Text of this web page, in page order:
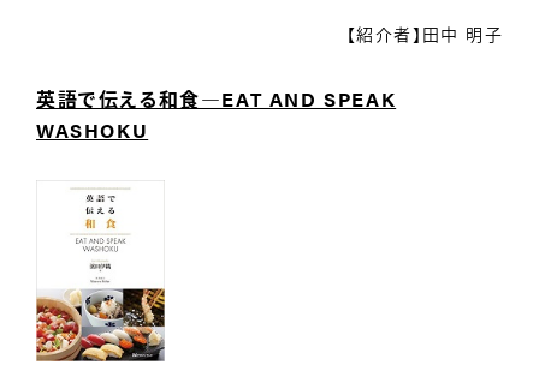
【紹介者】田中 明子
英語で伝える和食―EAT AND SPEAK
WASHOKU